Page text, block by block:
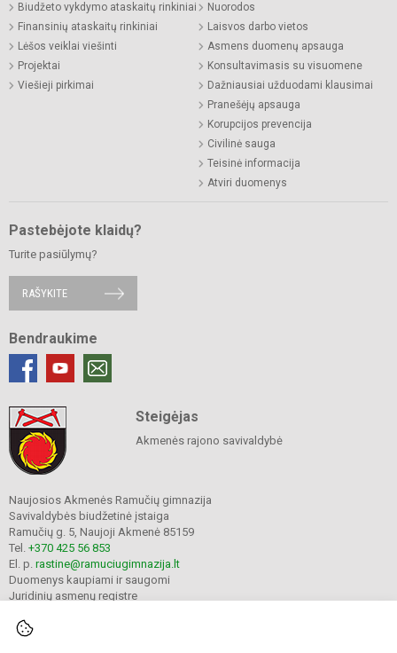
Biudžeto vykdymo ataskaitų rinkiniai
Finansinių ataskaitų rinkiniai
Lėšos veiklai viešinti
Projektai
Viešieji pirkimai
Nuorodos
Laisvos darbo vietos
Asmens duomenų apsauga
Konsultavimasis su visuomene
Dažniausiai užduodami klausimai
Pranešėjų apsauga
Korupcijos prevencija
Civilinė sauga
Teisinė informacija
Atviri duomenys
Pastebėjote klaidų?
Turite pasiūlymų?
RAŠYKITE
Bendraukime
Steigėjas
Akmenės rajono savivaldybė
Naujosios Akmenės Ramučių gimnazija
Savivaldybės biudžetinė įstaiga
Ramučių g. 5, Naujoji Akmenė 85159
Tel. +370 425 56 853
El. p. rastine@ramuciugimnazija.lt
Duomenys kaupiami ir saugomi
Juridinių asmenų registre